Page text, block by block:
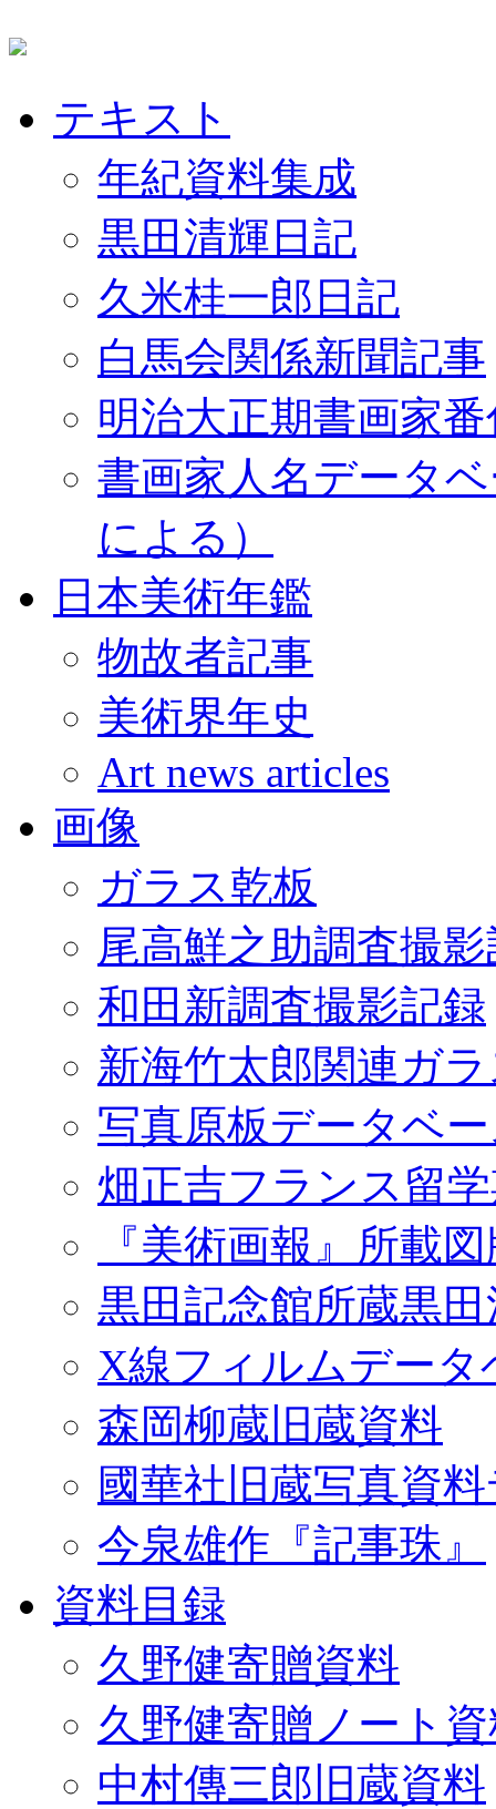
テキスト
年紀資料集成
黒田清輝日記
久米桂一郎日記
白馬会関係新聞記事
明治大正期書画家
書画家人名データ
による）
日本美術年鑑
物故者記事
美術界年史
Art news articles
画像
ガラス乾板
尾高鮮之助調査撮
和田新調査撮影記録
新海竹太郎関連ガ
写真原板データベ
畑正吉フランス留
『美術画報』所載
黒田記念館所蔵黒
X線フィルムデータ
森岡柳蔵旧蔵資料
國華社旧蔵写真資
今泉雄作『記事珠』
資料目録
久野健寄贈資料
久野健寄贈ノート
中村傳三郎旧蔵資料